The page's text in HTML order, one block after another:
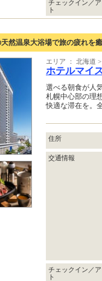
チェックイン／
ト
然温泉大浴場で旅の疲れを
エリア ： 北海道
ホテルマイ
選べる朝食が人
札幌中心部の理
快適な滞在を。
住所
交通情報
チェックイン／
ト